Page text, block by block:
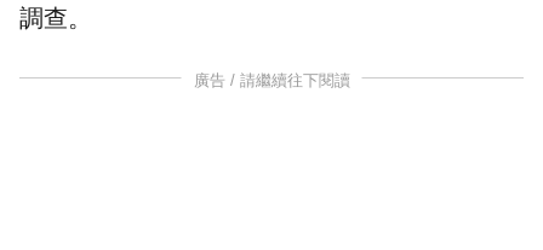
調查。
廣告 / 請繼續往下閱讀